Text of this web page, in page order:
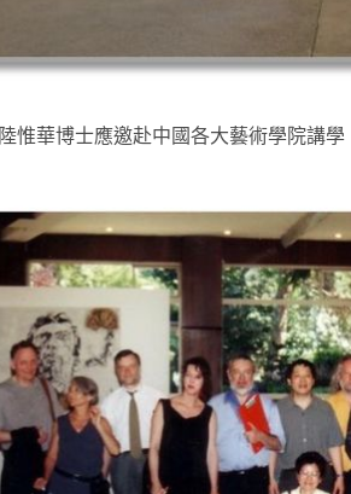
陸惟華博士應邀赴中國各大藝術學院講